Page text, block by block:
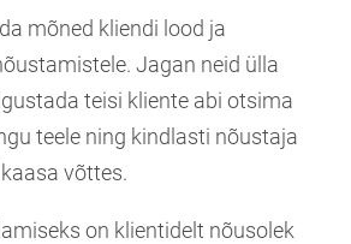
mõned kliendi lood ja
Jagan neid ülla
teisi kliente abi otsima
teele ning kindlasti nõustaja
võttes.
on klientidelt nõusolek